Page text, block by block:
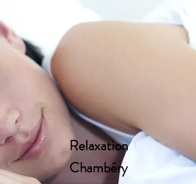
Relaxation
Chambéry